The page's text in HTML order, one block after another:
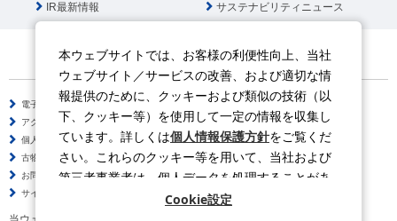
IR最新情報 サステナビリティニュース
電子公告
サイトのご利用について
アクセシビリティポリシー
情報セキュリティポリシー
個人情報保護方針
ソーシャルメディアポリシー
古物営業法に基づく表示
サイトの使い方
お問い合わせ
よくある質問
サイトマップ
本ウェブサイトでは、お客様の利便性向上、当社
ウェブサイト／サービスの改善、および適切な情
報提供のために、クッキーおよび類似の技術（以
下、クッキー等）を使用して一定の情報を収集し
ています。詳しくは個人情報保護方針をご覧くだ
さい。これらのクッキー等を用いて、当社および
第三者事業者は、個人データを処理することがあ
Cookie設定